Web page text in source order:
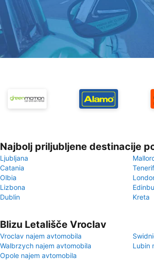
Najbolj priljubljene destinacije
Ljubljana
Catania
Olbia
Lizbona
Dublin
Kreta
Blizu Letališče Vroclav
Vroclav najem avtomobila
Walbrzych najem avtomobila
Lubin
Opole najem avtomobila